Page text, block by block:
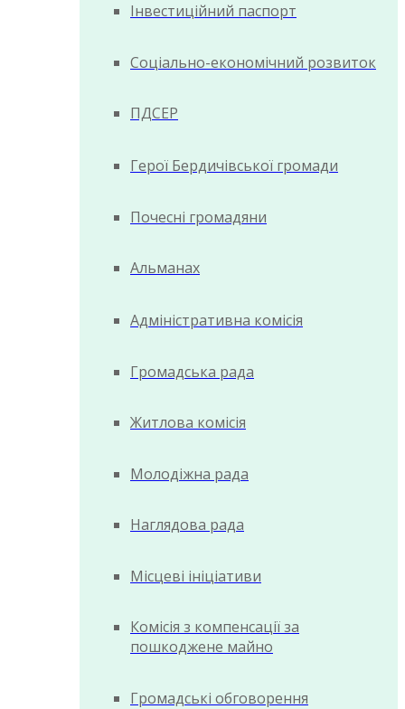
Інвестиційний паспорт
Соціально-економічний розвиток
ПДСЕР
Герої Бердичівської громади
Почесні громадяни
Альманах
Адміністративна комісія
Громадська рада
Житлова комісія
Молодіжна рада
Наглядова рада
Місцеві ініціативи
Комісія з компенсації за
пошкоджене майно
Громадські обговорення